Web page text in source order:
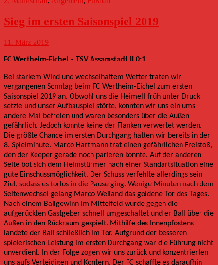
Sieg im ersten Saisonspiel 2019
11. März 2019
FC Wertheim-Eichel – TSV Assamstadt II 0:1
Bei starkem Wind und wechselhaftem Wetter traten wir
vergangenen Sonntag beim FC Wertheim-Eichel zum ersten
Saisonspiel 2019 an. Obwohl uns die Heimelf früh unter Druck
setzte und unser Aufbauspiel störte, konnten wir uns ein ums
andere Mal befreien und waren besonders über die Außen
gefährlich. Jedoch konnte keine der Flanken verwertet werden.
Die größte Chance im ersten Durchgang hatten wir bereits in der
8. Spielminute. Marco Hartmann trat einen gefährlichen Freistoß,
den der Keeper gerade noch parieren konnte. Auf der anderen
Seite bot sich dem Heimstürmer nach einer Standartsituation eine
gute Einschussmöglichkeit. Der Schuss verfehlte allerdings sein
Ziel, sodass es torlos in die Pause ging. Wenige Minuten nach dem
Seitenwechsel gelang Marco Weiland das goldene Tor des Tages.
Nach einem Ballgewinn im Mittelfeld wurde gegen die
aufgerückten Gastgeber schnell umgeschaltet und er Ball über die
Außen in den Rückraum gespielt. Mithilfe des Innenpfostens
landete der Ball schließlich im Tor. Aufgrund der besseren
spielerischen Leistung im ersten Durchgang war die Führung nicht
unverdient. In der Folge zogen wir uns zurück und konzentrierten
uns aufs Verteidigen und Kontern. Der FC schaffte es daraufhin